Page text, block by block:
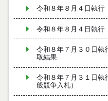
令和８年８月４日執
令和８年８月４日執
令和８年７月３０日
取結果
令和８年７月３１日
般競争入札）